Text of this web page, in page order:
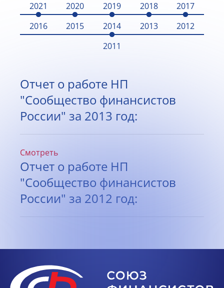
2021
2020 2019 2018
2017
2016
2015 2014 2013
2012
2011
Отчет о работе НП
"Сообщество финансистов
России" за 2013 год:
Смотреть
Отчет о работе НП
"Сообщество финансистов
России" за 2012 год: